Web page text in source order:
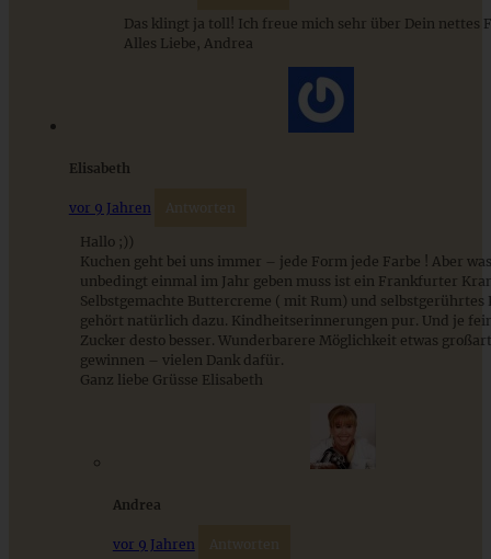
Sommerliches Blaubeer-Schmand-Törtchen
ZUM BEITRAG
Stracciatella-Quarkcreme mit Kirschgrütze - einfaches
Dessert im Glas
ZUM BEITRAG
Das klingt ja toll! Ich freue mich sehr über Dein nettes
Alles Liebe, Andrea
Elisabeth
vor 9 Jahren Antworten
Hallo ;))
Kuchen geht bei uns immer – jede Form jede Farbe ! Aber
unbedingt einmal im Jahr geben muss ist ein Frankfurter
Selbstgemachte Buttercreme ( mit Rum) und selbstgerührtes
gehört natürlich dazu. Kindheitserinnerungen pur. Und je
Zucker desto besser. Wunderbarere Möglichkeit etwas
gewinnen – vielen Dank dafür.
Ganz liebe Grüsse Elisabeth
Andrea
vor 9 Jahren Antworten